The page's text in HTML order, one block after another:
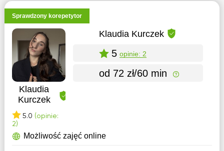
Sprawdzony korepetytor
Klaudia
Kurczek
5.0 (opinie:
2)
Klaudia Kurczek
5 opinie: 2
od 72 zł/60 min
Możliwość zajęć online